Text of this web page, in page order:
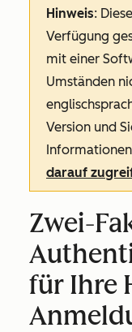
Hinweis:
Verfügung
mit einer
Umständen
Version und
darauf
Zwei-
für Ihre